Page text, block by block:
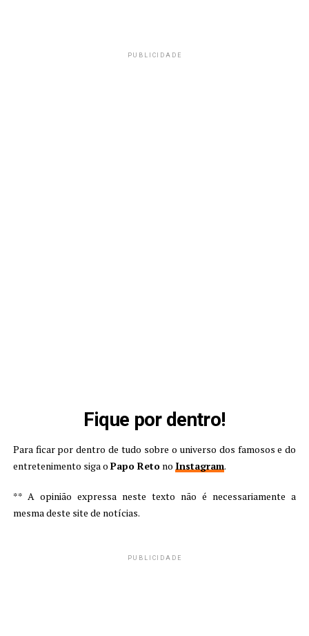
PUBLICIDADE
Fique por dentro!
Para ficar por dentro de tudo sobre o universo dos famosos e do
entretenimento siga o Papo Retono Instagram.
** A opinião expressa neste texto não é necessariamente a
mesma deste site de notícias.
PUBLICIDADE